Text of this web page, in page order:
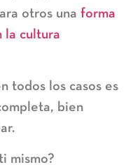
otros una forma
la cultura
todos los casos es
bien
mismo?